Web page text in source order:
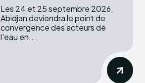
Les 24 et 25 septembre 2026,
Abidjan deviendra le point de
convergence des acteurs de
l'eau en...